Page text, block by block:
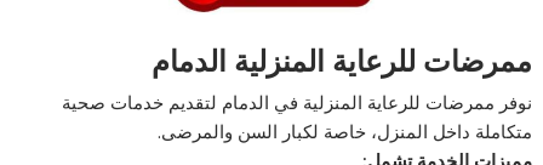
ممرضات للرعاية المنزلية الدمام
نوفر ممرضات للرعاية المنزلية في الدمام لتقديم خدمات صحية
متكاملة داخل المنزل، خاصة لكبار السن والمرضى.
مميزات الخدمة تشمل: